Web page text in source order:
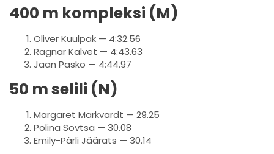
400 m kompleksi (M)
Oliver Kuulpak — 4:32.56
Ragnar Kalvet — 4:43.63
Jaan Pasko — 4:44.97
50 m selili (N)
Margaret Markvardt — 29.25
Polina Sovtsa — 30.08
Emily-Pärli Jäärats — 30.14